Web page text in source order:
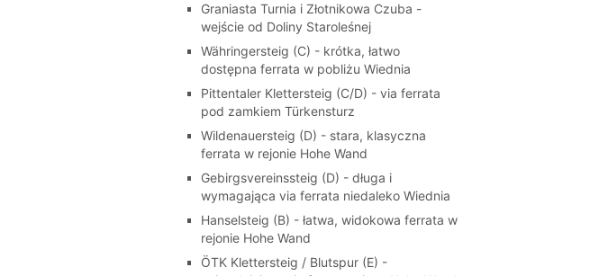
Graniasta Turnia i Złotnikowa Czuba -
wejście od Doliny Staroleśnej
Währingersteig (C) - krótka, łatwo
dostępna ferrata w pobliżu Wiednia
Pittentaler Klettersteig (C/D) - via ferrata
pod zamkiem Türkensturz
Wildenauersteig (D) - stara, klasyczna
ferrata w rejonie Hohe Wand
Gebirgsvereinssteig (D) - długa i
wymagająca via ferrata niedaleko Wiednia
Hanselsteig (B) - łatwa, widokowa ferrata w
rejonie Hohe Wand
ÖTK Klettersteig / Blutspur (E) -